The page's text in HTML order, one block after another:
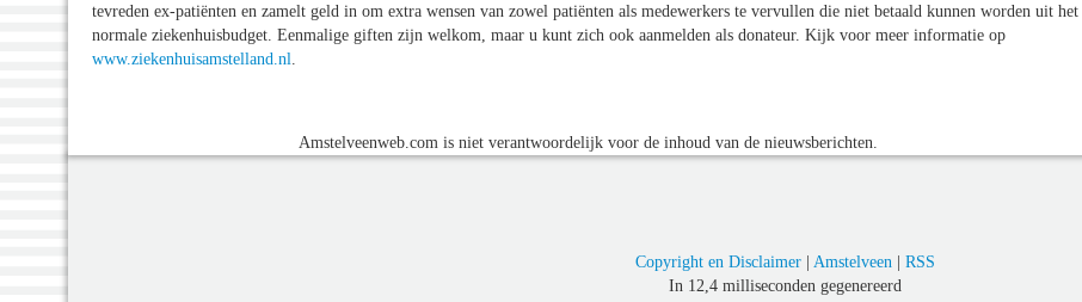
tevreden ex-patiënten en zamelt geld in om extra wensen van zowel patiënten als medewerkers te vervullen die niet betaald kunnen worden uit het
normale ziekenhuisbudget. Eenmalige giften zijn welkom, maar u kunt zich ook aanmelden als donateur. Kijk voor meer informatie op
www.ziekenhuisamstelland.nl
Amstelveenweb.com is niet verantwoordelijk voor de inhoud van de nieuwsberichten.
Copyright en Disclaimer| Amstelveen | RSS
In 12,4 milliseconden gegenereerd